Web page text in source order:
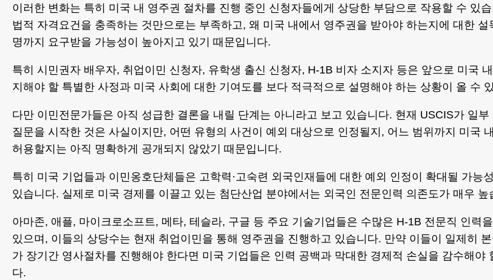
이러한 변화는 특히 미국 내 영주권 절차를 진행 중인 신청자들에게 상당한 부담으로 작용할 수 있습
법적 자격요건을 충족하는 것만으로는 부족하고, 왜 미국 내에서 영주권을 받아야 하는지에 대한 설
명까지 요구받을 가능성이 높아지고 있기 때문입니다.
특히 시민권자 배우자, 취업이민 신청자, 유학생 출신 신청자, H-1B 비자 소지자 등은 앞으로 미국
지해야 할 특별한 사정과 미국 사회에 대한 기여도를 보다 적극적으로 설명해야 하는 상황이 올 수
다만 이민전문가들은 아직 성급한 결론을 내릴 단계는 아니라고 보고 있습니다. 현재 USCIS가 일부
질문을 시작한 것은 사실이지만, 어떤 유형의 사건이 예외 대상으로 인정될지, 어느 범위까지 미국
허용할지는 아직 명확하게 공개되지 않았기 때문입니다.
특히 미국 기업들과 이민옹호단체들은 고학력·고숙련 외국인재들에 대한 예외 인정이 확대될 가능
있습니다. 실제로 미국 경제를 이끌고 있는 첨단산업 분야에서는 외국인 전문인력 의존도가 매우 높
아마존, 애플, 마이크로소프트, 메타, 테슬라, 구글 등 주요 기술기업들은 수많은 H-1B 전문직 인력
있으며, 이들의 상당수는 현재 취업이민을 통해 영주권을 진행하고 있습니다. 만약 이들이 일제히
가 장기간 영사절차를 진행해야 한다면 미국 기업들은 인력 공백과 막대한 경제적 손실을 감수해야
다.